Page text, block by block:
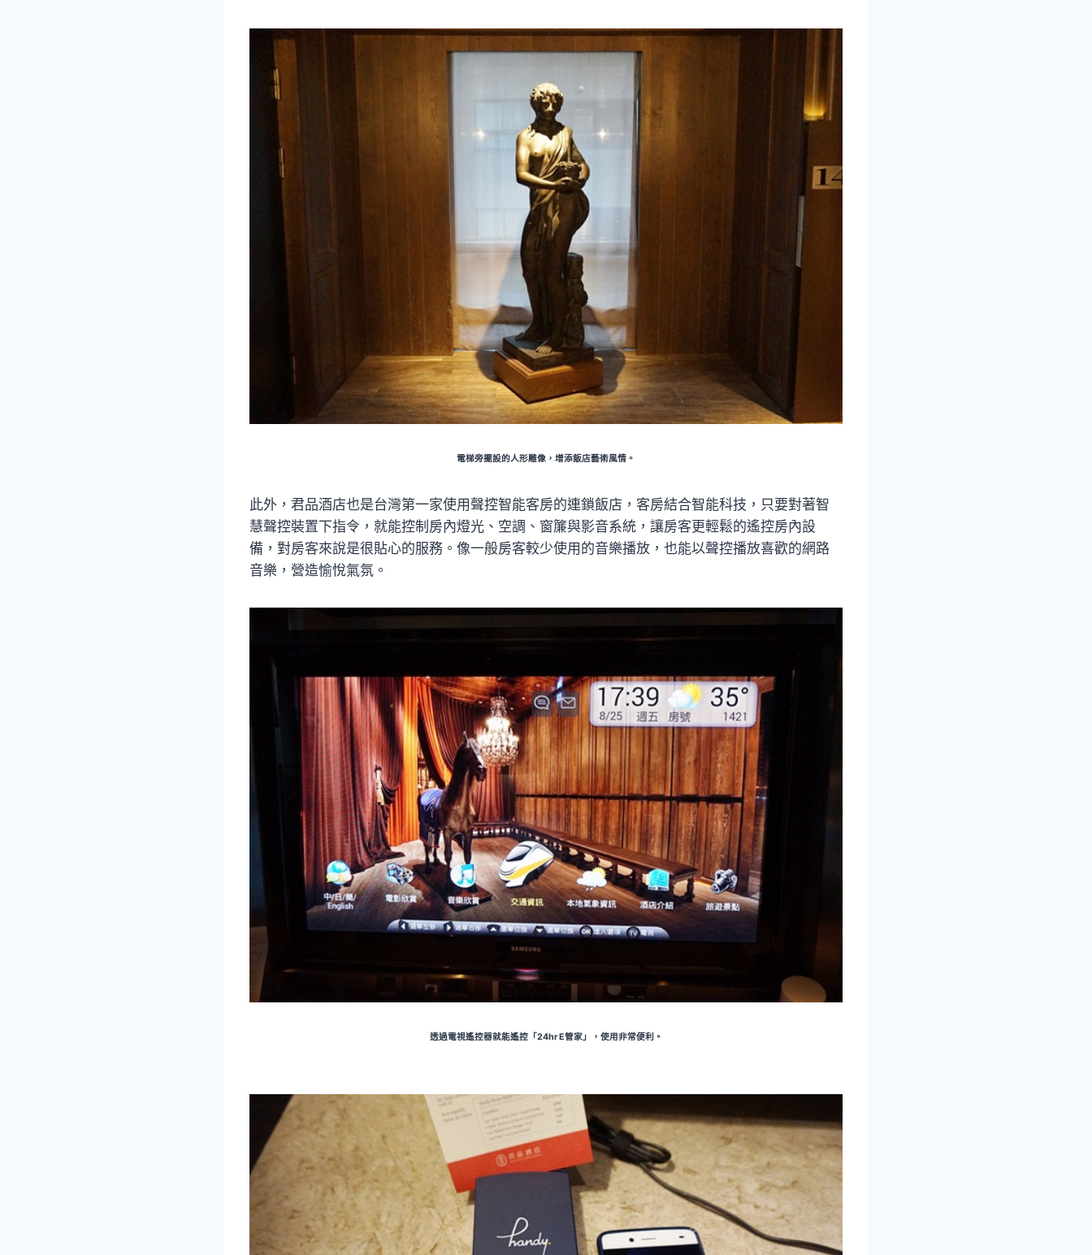
電梯旁擺設的人形雕像，增添飯店藝術風情。
此外，君品酒店也是台灣第一家使用聲控智能客房的連鎖飯店，客房結合智能科技，只要對著智
慧聲控裝置下指令，就能控制房內燈光、空調、窗簾與影音系統，讓房客更輕鬆的遙控房內設
備，對房客來說是很貼心的服務。像一般房客較少使用的音樂播放，也能以聲控播放喜歡的網路
音樂，營造愉悅氣氛。
透過電視遙控器就能遙控「24hr E管家」，使用非常便利。